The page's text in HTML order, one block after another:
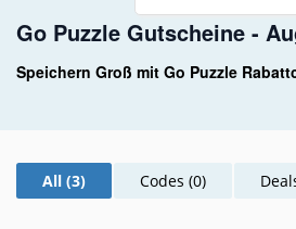
Go Puzzle Gutscheine -
Speichern Groß mit Go Puzzle
All (3) Codes (0)